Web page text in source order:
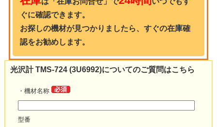
ぐに確認できます。
お探しの機材が見つかりましたら、すぐの在庫確
認をお勧めします。
光沢計 TMS-724 (3U6992)についてのご質問はこちら
・機材名称
型番